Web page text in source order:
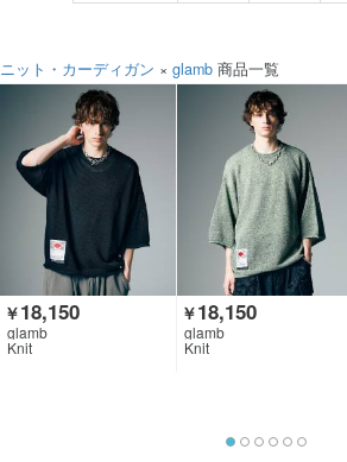
ニット・カーディガン × glamb 商品一覧
￥18,150
glamb
Knit
￥18,150
glamb
Knit